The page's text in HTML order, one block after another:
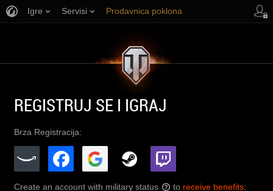
Igre Servisi Prodavnica poklona
REGISTRUJ SE I IGRAJ
Brza Registracija:
Create an account with military status ? to receive benefits: